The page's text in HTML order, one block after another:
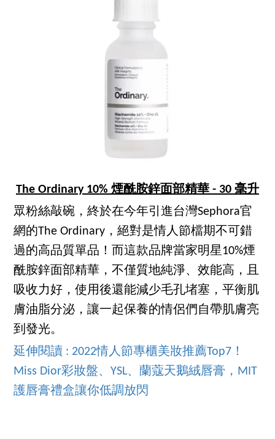
The Ordinary 10% 煙酰胺鋅面部精華 - 30 毫升
眾粉絲敲碗，終於在今年引進台灣Sephora官
網的The Ordinary，絕對是情人節檔期不可錯
過的高品質單品！而這款品牌當家明星10%煙
酰胺鋅面部精華，不僅質地純淨、效能高，且
吸收力好，使用後還能減少毛孔堵塞，平衡肌
膚油脂分泌，讓一起保養的情侶們自帶肌膚亮
到發光。
延伸閱讀 : 2022情人節專櫃美妝推薦Top7！
Miss Dior彩妝盤、YSL、蘭蔻天鵝絨唇膏，MIT
護唇膏禮盒讓你低調放閃